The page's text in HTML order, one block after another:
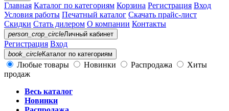
Главная Каталог по категориям Корзина Регистрация Вход
Условия работы Печатный каталог Скачать прайс-лист
Скидки Стать дилером О компании Контакты
person_crop_circleЛичный кабинет
Регистрация Вход
book_circleКаталог по категориям
Любые товары Новинки Распродажа
Хиты
продаж
Весь каталог
Новинки